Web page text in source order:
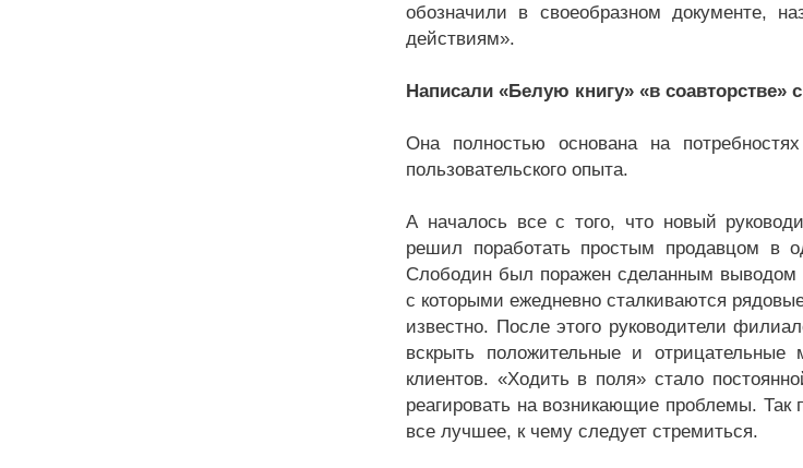
обозначили в своеобразном документе,
действиям».
Написали «Белую книгу» «в соавторстве»
Она полностью основана на
пользовательского опыта.
А началось все с того, что новый
решил поработать простым продавцом в
Слободин был поражен сделанным выводом
с которыми ежедневно сталкиваются
известно. После этого руководители
вскрыть положительные и
клиентов. «Ходить в поля» стало
реагировать на возникающие проблемы. Так
все лучшее, к чему следует стремиться.